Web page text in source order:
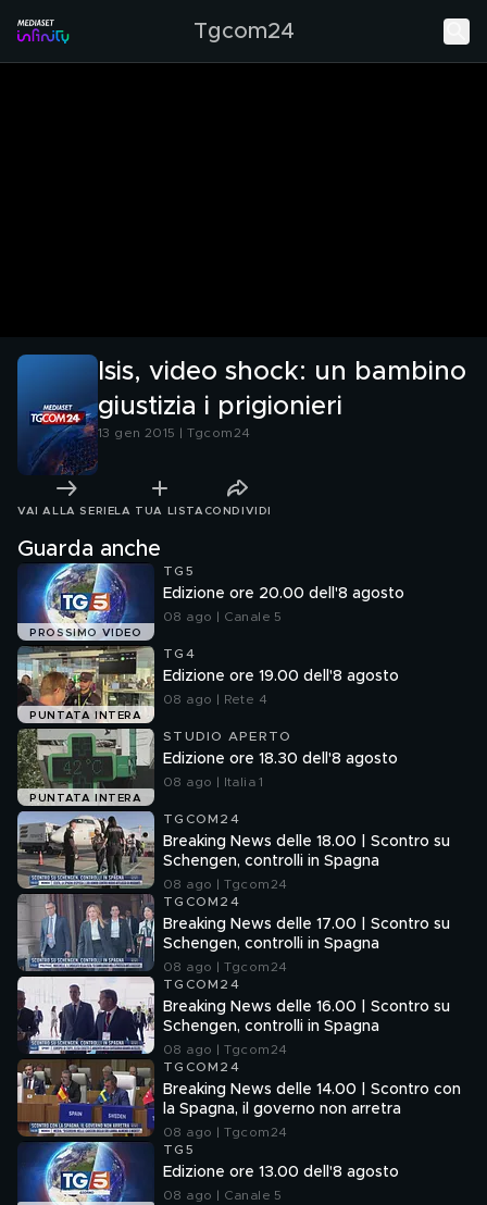
Tgcom24
Isis, video shock: un bambino
giustizia i prigionieri
13 gen 2015 | Tgcom24
VAI ALLA SERIE LA TUA LISTA CONDIVIDI
Guarda anche
PROSSIMO VIDEO
TG5
Edizione ore 20.00 dell'8 agosto
08 ago | Canale 5
PUNTATA INTERA
TG4
Edizione ore 19.00 dell'8 agosto
08 ago | Rete 4
PUNTATA INTERA
STUDIO APERTO
Edizione ore 18.30 dell'8 agosto
08 ago | Italia 1
TGCOM24
Breaking News delle 18.00 | Scontro su
Schengen, controlli in Spagna
08 ago | Tgcom24
TGCOM24
Breaking News delle 17.00 | Scontro su
Schengen, controlli in Spagna
08 ago | Tgcom24
TGCOM24
Breaking News delle 16.00 | Scontro su
Schengen, controlli in Spagna
08 ago | Tgcom24
TGCOM24
Breaking News delle 14.00 | Scontro con
la Spagna, il governo non arretra
08 ago | Tgcom24
TG5
Edizione ore 13.00 dell'8 agosto
08 ago | Canale 5